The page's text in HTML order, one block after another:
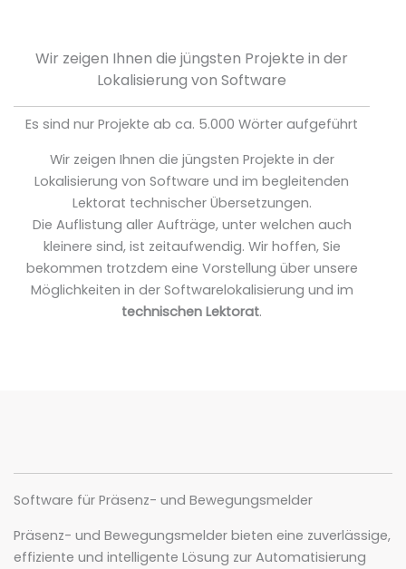
Wir zeigen Ihnen die jüngsten Projekte in der
Lokalisierung von Software
Es sind nur Projekte ab ca. 5.000 Wörter aufgeführt
Wir zeigen Ihnen die jüngsten Projekte in der
Lokalisierung von Software und im begleitenden
Lektorat technischer Übersetzungen.
Die Auflistung aller Aufträge, unter welchen auch
kleinere sind, ist zeitaufwendig. Wir hoffen, Sie
bekommen trotzdem eine Vorstellung über unsere
Möglichkeiten in der Softwarelokalisierung und im
technischen Lektorat.
Software für Präsenz- und Bewegungsmelder
Präsenz- und Bewegungsmelder bieten eine zuverlässige,
effiziente und intelligente Lösung zur Automatisierung